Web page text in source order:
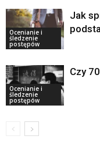
Ocenianie i
śledzenie
postępów
Jak
Ocenianie i
śledzenie
postępów
Czy